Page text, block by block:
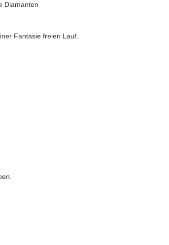
Diamanten
Fantasie freien Lauf.